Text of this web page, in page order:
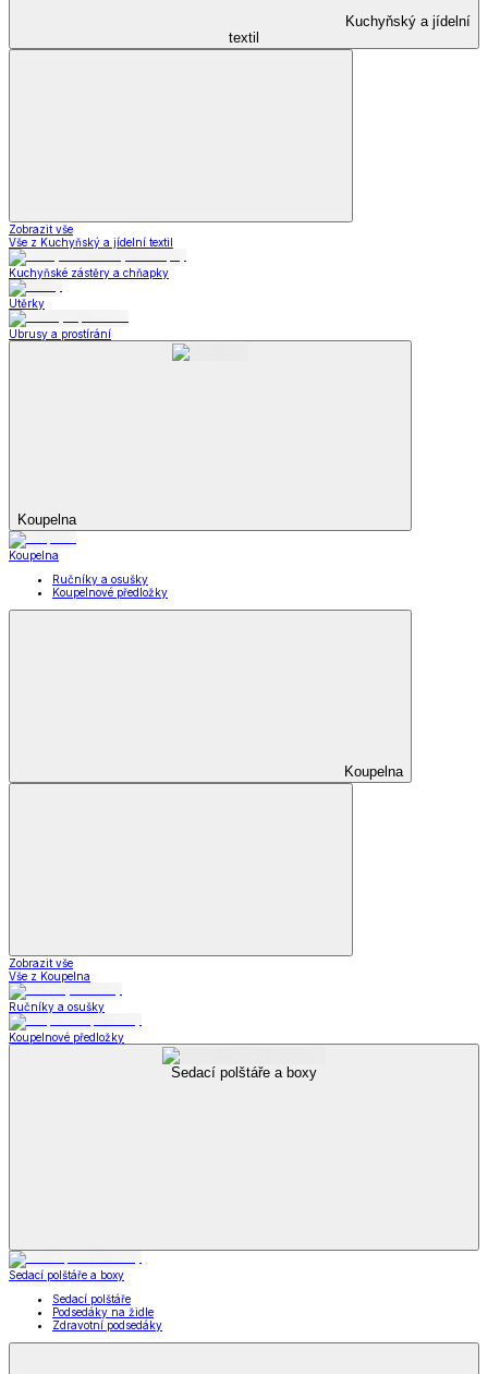
Kuchyňský a jídelní
textil
Zobrazit vše
Vše z Kuchyňský a jídelní textil
Kuchyňské zástěry a chňapky
Utěrky
Ubrusy a prostírání
Koupelna
Koupelna
Ručníky a osušky
Koupelnové předložky
Koupelna
Zobrazit vše
Vše z Koupelna
Ručníky a osušky
Koupelnové předložky
Sedací polštáře a boxy
Sedací polštáře a boxy
Sedací polštáře
Podsedáky na židle
Zdravotní podsedáky